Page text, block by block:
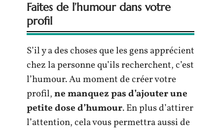
Faites de l’humour dans votre
profil
S’il y a des choses que les gens apprécient
chez la personne qu’ils recherchent, c’est
l’humour. Au moment de créer votre
profil,ne manquez pas d’ajouter une
petite dose d’humour. En plus d’attirer
l’attention, cela vous permettra aussi de